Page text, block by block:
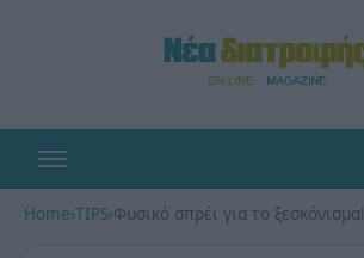
Home›TIPS›Φυσικό σπρέι για το ξεσκόνισμα!